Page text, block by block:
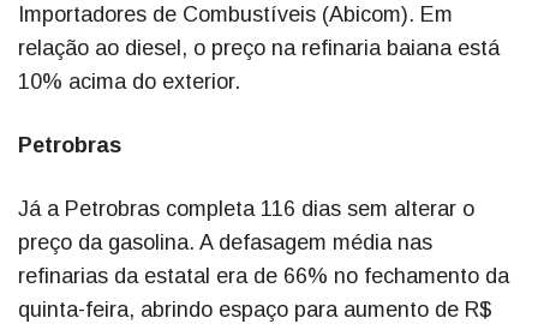
Importadores de Combustíveis (Abicom). Em
relação ao diesel, o preço na refinaria baiana está
10% acima do exterior.
Petrobras
Já a Petrobras completa 116 dias sem alterar o
preço da gasolina. A defasagem média nas
refinarias da estatal era de 66% no fechamento da
quinta-feira, abrindo espaço para aumento de R$